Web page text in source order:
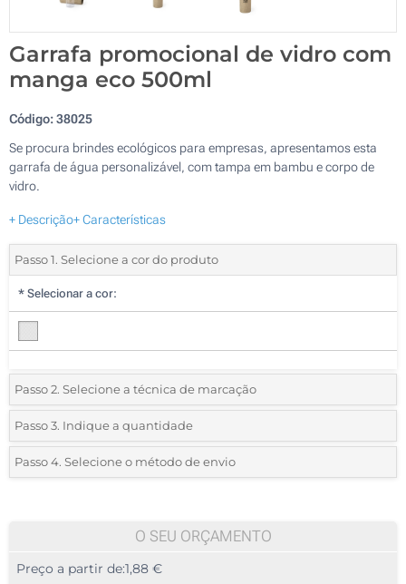
Garrafa promocional de vidro com
manga eco 500ml
Código:38025
Se procura brindes ecológicos para empresas, apresentamos esta
garrafa de água personalizável, com tampa em bambu e corpo de
vidro.
+ Descrição+ Características
Passo 1. Selecione a cor do produto
* Selecionar a cor:
Passo 2. Selecione a técnica de marcação
*Selecione o tipo de marcação e as cores do logotipo:
1 Cor (Na manga)
2 Cores (Na manga)
Passo 3. Indique a quantidade
*Quantidade mínima:35
70
Passo 4. Selecione o método de envio
O SEU ORÇAMENTO
Preço a partir de:1,88 €